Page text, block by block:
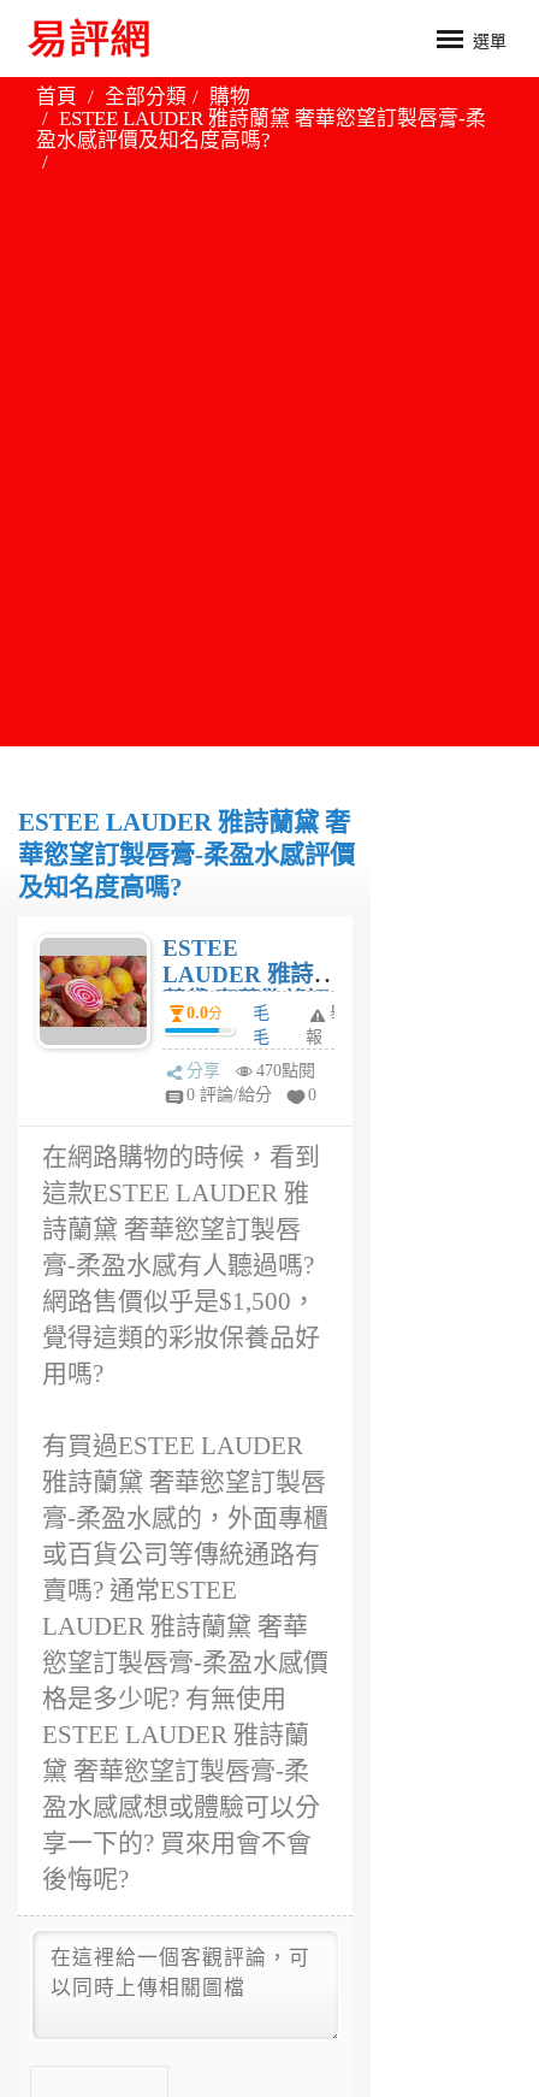
選單
首頁 全部分類
購物
ESTEE LAUDER 雅詩蘭黛 奢華慾望訂製唇膏-柔
盈水感評價及知名度高嗎?
ESTEE LAUDER 雅詩蘭黛 奢
華慾望訂製唇膏-柔盈水感評價
及知名度高嗎?
ESTEE
LAUDER 雅詩
蘭黛 奢華慾望訂
製唇膏-柔盈水感
評價及知名度高
嗎?
0.0分
毛
毛
妹
2
舉
報
分享
470點閱
0 評論/給分
0
在網路購物的時候，看到
這款ESTEE LAUDER 雅
詩蘭黛 奢華慾望訂製唇
膏-柔盈水感有人聽過嗎?
網路售價似乎是$1,500，
覺得這類的彩妝保養品好
用嗎?
有買過ESTEE LAUDER
雅詩蘭黛 奢華慾望訂製唇
膏-柔盈水感的，外面專櫃
或百貨公司等傳統通路有
賣嗎? 通常ESTEE
LAUDER 雅詩蘭黛 奢華
慾望訂製唇膏-柔盈水感價
格是多少呢? 有無使用
ESTEE LAUDER 雅詩蘭
黛 奢華慾望訂製唇膏-柔
盈水感感想或體驗可以分
享一下的? 買來用會不會
後悔呢?